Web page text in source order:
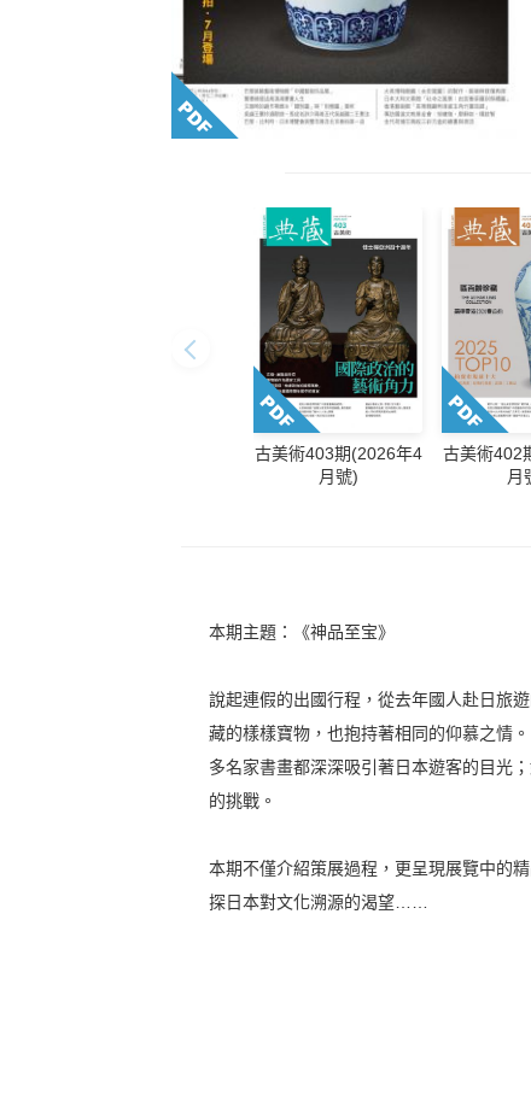
古美術403期(2026年4
月號)
古美術402
月
本期主題：《神品至宝》
說起連假的出國行程，從去年國人赴日旅
藏的樣樣寶物，也抱持著相同的仰慕之情
多名家書畫都深深吸引著日本遊客的目光
的挑戰。
本期不僅介紹策展過程，更呈現展覽中的
探日本對文化溯源的渴望……